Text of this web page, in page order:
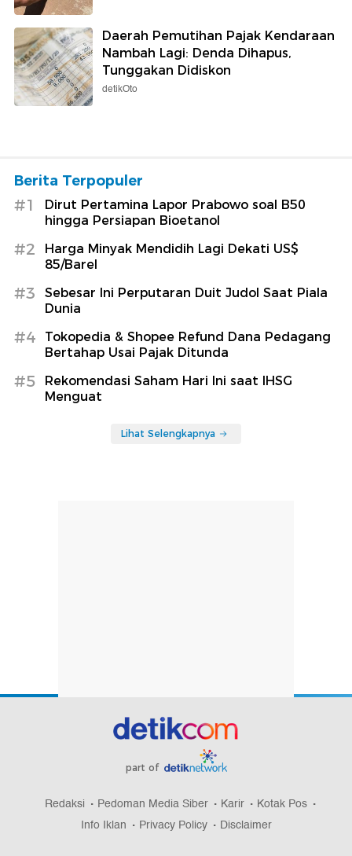
Daerah Pemutihan Pajak Kendaraan
Nambah Lagi: Denda Dihapus,
Tunggakan Didiskon
detikOto
Berita Terpopuler
#1
Dirut Pertamina Lapor Prabowo soal B50
hingga Persiapan Bioetanol
#2
Harga Minyak Mendidih Lagi Dekati US$
85/Barel
#3
Sebesar Ini Perputaran Duit Judol Saat Piala
Dunia
#4
Tokopedia & Shopee Refund Dana Pedagang
Bertahap Usai Pajak Ditunda
#5
Rekomendasi Saham Hari Ini saat IHSG
Menguat
Lihat Selengkapnya
part of
Redaksi Pedoman Media Siber Karir
Kotak Pos
Info Iklan
Privacy Policy Disclaimer